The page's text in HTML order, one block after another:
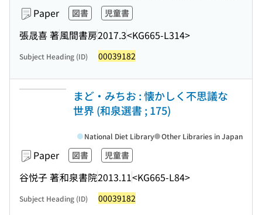
Paper 図書 児童書
張晟喜 著風間書房2017.3<KG665-L314>
Subject Heading (ID) 00039182
まど・みちお : 懐かしく不思議な
世界 (和泉選書 ; 175)
Paper 図書 児童書
谷悦子 著和泉書院2013.11<KG665-L84>
National Diet Library Other Libraries in Japan
Subject Heading (ID) 00039182